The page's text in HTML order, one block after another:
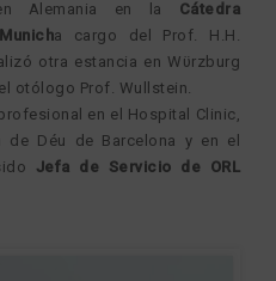
Alemania en la Cátedra
a cargo del Prof. H.H.
otra estancia en Wϋrzburg
otólogo Prof. Wullstein.
en el Hospital Clinic,
Déu de Barcelona y en el
Jefa de Servicio de ORL